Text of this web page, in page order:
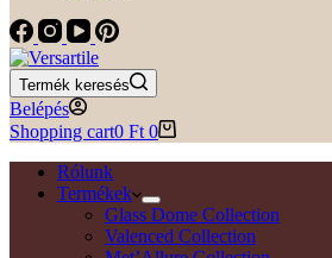
Termék keresés
Belépés
Shopping cart0 Ft 0
Rólunk
Termékek
Glass Dome Collection
Valenced Collection